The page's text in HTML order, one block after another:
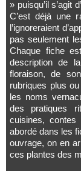
» puisqu’il s’agit
C’est déjà une
l’ignoreraient
pas seulement
Chaque fiche
description de
floraison, de
rubriques plus
les noms
des pratiques
cuisines, contes
abordé dans les
ouvrage, on en
ces plantes des